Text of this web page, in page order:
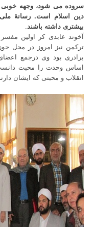
سروده می شود، وجهه خوبی
دین اسلام است. رسانۀ
بیشتری داشته باشند.
آخوند عابدی کر اولین
ترکمن نیز امروز در محل
برادری بود وی درجمع
اساس وحدت را محبت
انقلاب و محبتی که ایشان